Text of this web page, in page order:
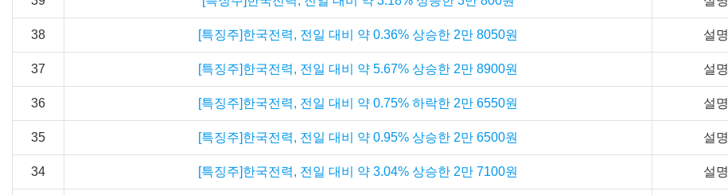
38 [특징주]한국전력, 전일 대비 약 0.36% 상승한 2만 8050원 설
37 [특징주]한국전력, 전일 대비 약 5.67% 상승한 2만 8900원 설
36 [특징주]한국전력, 전일 대비 약 0.75% 하락한 2만 6550원 설
35 [특징주]한국전력, 전일 대비 약 0.95% 상승한 2만 6500원 설
34 [특징주]한국전력, 전일 대비 약 3.04% 상승한 2만 7100원 설